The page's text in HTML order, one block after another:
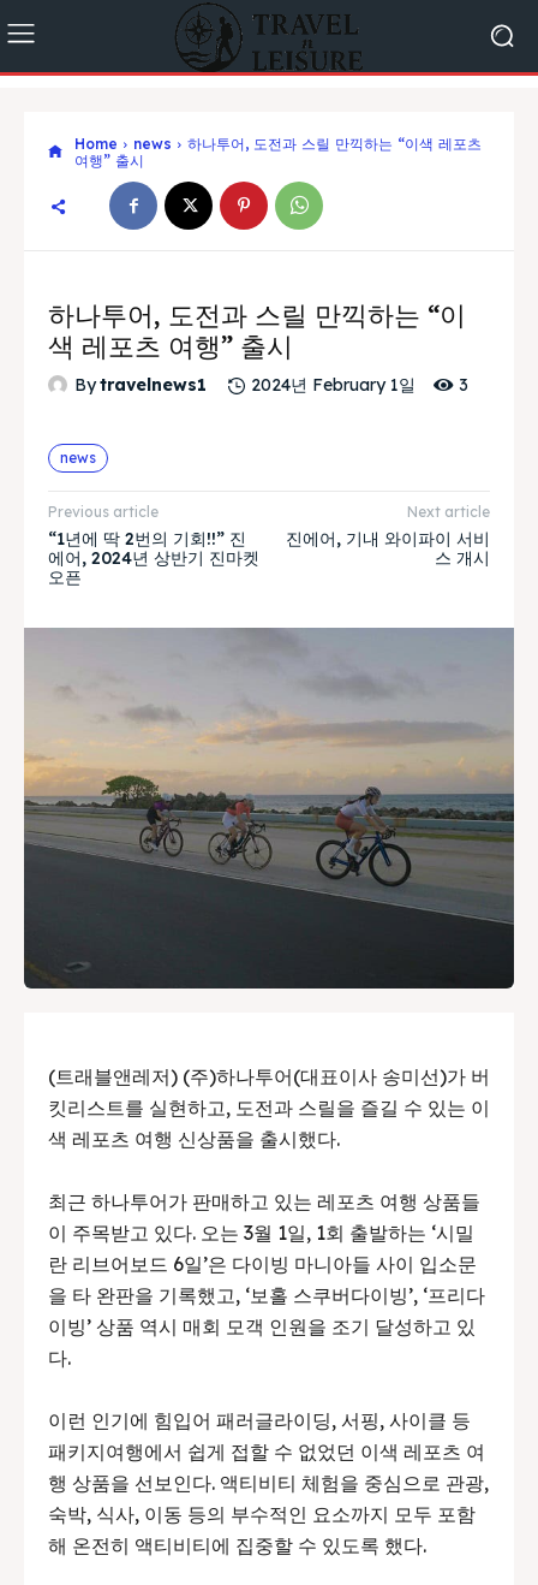
Home news
하나투어, 도전과 스릴 만끽하는 “이색 레포츠
여행” 출시
하나투어, 도전과 스릴 만끽하는 “이
색 레포츠 여행” 출시
Bytravelnews1 2024년 February 1일 3
news
Previous article
“1년에 딱 2번의 기회!!” 진
에어, 2024년 상반기 진마켓
오픈
Next article
진에어, 기내 와이파이 서비
스 개시
(트래블앤레저) (주)하나투어(대표이사 송미선)가 버
킷리스트를 실현하고, 도전과 스릴을 즐길 수 있는 이
색 레포츠 여행 신상품을 출시했다.
최근 하나투어가 판매하고 있는 레포츠 여행 상품들
이 주목받고 있다. 오는 3월 1일, 1회 출발하는 ‘시밀
란 리브어보드 6일’은 다이빙 마니아들 사이 입소문
을 타 완판을 기록했고, ‘보홀 스쿠버다이빙’, ‘프리다
이빙’ 상품 역시 매회 모객 인원을 조기 달성하고 있
다.
이런 인기에 힘입어 패러글라이딩, 서핑, 사이클 등
패키지여행에서 쉽게 접할 수 없었던 이색 레포츠 여
행 상품을 선보인다. 액티비티 체험을 중심으로 관광,
숙박, 식사, 이동 등의 부수적인 요소까지 모두 포함
해 온전히 액티비티에 집중할 수 있도록 했다.